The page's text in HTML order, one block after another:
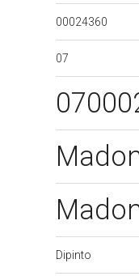
00024360
07
Dipinto